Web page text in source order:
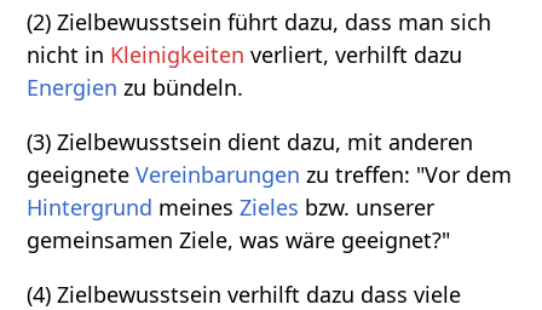
(2) Zielbewusstsein führt dazu, dass man sich
nicht in Kleinigkeiten verliert, verhilft dazu
Energien zu bündeln.
(3) Zielbewusstsein dient dazu, mit anderen
geeigneteVereinbarungen zu treffen: "Vor dem
Hintergrund meinesZieles bzw. unserer
gemeinsamen Ziele, was wäre geeignet?"
(4) Zielbewusstsein verhilft dazu dass viele